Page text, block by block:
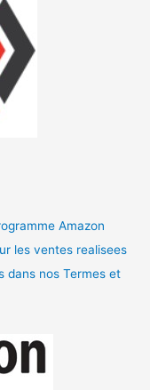
Amazon
les ventes realisees
dans nos Termes et